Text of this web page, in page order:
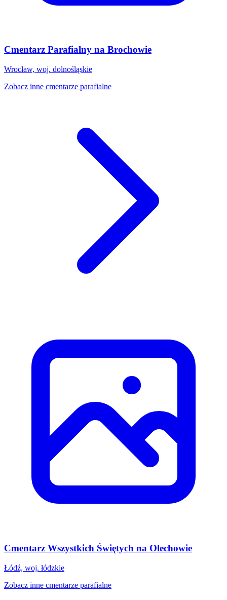
Cmentarz Parafialny na Brochowie
Wrocław, woj. dolnośląskie
Zobacz inne cmentarze parafialne
Cmentarz Wszystkich Świętych na Olechowie
Łódź, woj. łódzkie
Zobacz inne cmentarze parafialne